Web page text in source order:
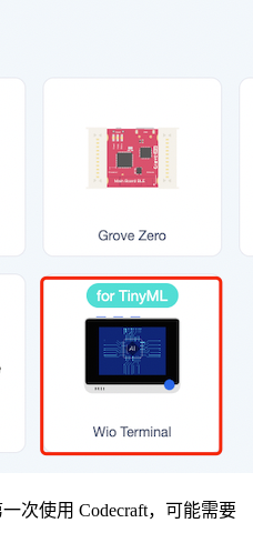
次使用 Codecraft，可能需要